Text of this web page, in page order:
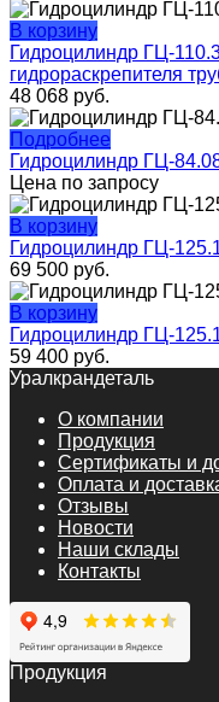
В корзину
Гидроцилиндр ГЦ-
гидрораскрепителя
48 068 руб.
Подробнее
Гидроцилиндр ГЦ-
Цена по запросу
В корзину
Гидроцилиндр ГЦ-
69 500 руб.
В корзину
Гидроцилиндр ГЦ-
59 400 руб.
Уралкрандеталь
О компании
Продукция
Сертификаты и
Оплата и
Отзывы
Новости
Наши склады
Контакты
Продукция